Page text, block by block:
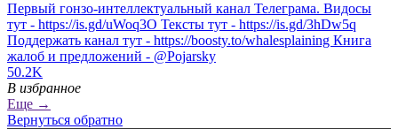
Первый гонзо-интеллектуальный канал Телеграма. Видосы
тут - https://is.gd/uWoq3O Тексты тут - https://is.gd/3hDw5q
Поддержать канал тут - https://boosty.to/whalesplaining Книга
жалоб и предложений - @Pojarsky
50.2K
В избранное
Еще →
Вернуться обратно